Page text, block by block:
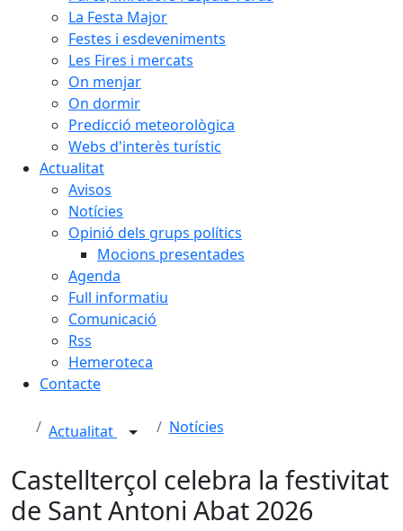
La Festa Major
Festes i esdeveniments
Les Fires i mercats
On menjar
On dormir
Predicció meteorològica
Webs d'interès turístic
Actualitat
Avisos
Notícies
Opinió dels grups polítics
Mocions presentades
Agenda
Full informatiu
Comunicació
Rss
Hemeroteca
Contacte
Actualitat Notícies
Castellterçol celebra la festivitat
de Sant Antoni Abat 2026